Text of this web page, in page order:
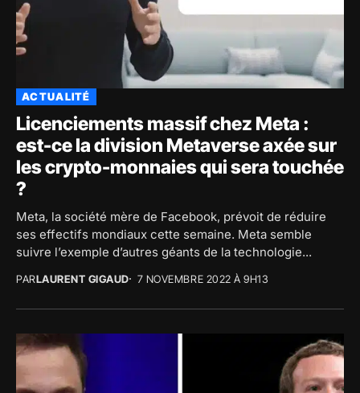
ACTUALITÉ
Licenciements massif chez Meta :
est-ce la division Metaverse axée sur
les crypto-monnaies qui sera touchée
?
Meta, la société mère de Facebook, prévoit de réduire
ses effectifs mondiaux cette semaine. Meta semble
suivre l’exemple d’autres géants de la technologie...
PARLAURENT GIGAUD 7 NOVEMBRE 2022 À 9H13